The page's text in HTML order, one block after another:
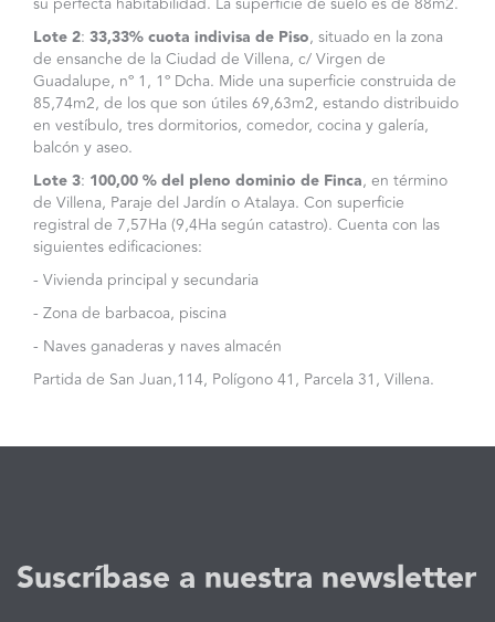
Lote 2: 33,33% cuota indivisa de Piso, situado en la zona
de ensanche de la Ciudad de Villena, c/ Virgen de
Guadalupe, nº 1, 1º Dcha. Mide una superficie construida de
85,74m2, de los que son útiles 69,63m2, estando distribuido
en vestíbulo, tres dormitorios, comedor, cocina y galería,
balcón y aseo.
Lote 3: 100,00 % del pleno dominio de Finca, en término
de Villena, Paraje del Jardín o Atalaya. Con superficie
registral de 7,57Ha (9,4Ha según catastro). Cuenta con las
siguientes edificaciones:
- Vivienda principal y secundaria
- Zona de barbacoa, piscina
- Naves ganaderas y naves almacén
Partida de San Juan,114, Polígono 41, Parcela 31, Villena.
Suscríbase a nuestra newsletter